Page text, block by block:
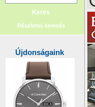
Részletes keresés
Újdonságaink